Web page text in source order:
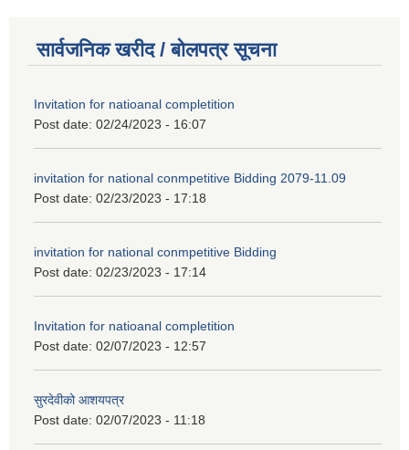
सार्वजनिक खरीद / बोलपत्र सूचना
Invitation for natioanal completition
Post date: 02/24/2023 - 16:07
invitation for national conmpetitive Bidding 2079-11.09
Post date: 02/23/2023 - 17:18
invitation for national conmpetitive Bidding
Post date: 02/23/2023 - 17:14
Invitation for natioanal completition
Post date: 02/07/2023 - 12:57
सुरदेवीको आशयपत्र
Post date: 02/07/2023 - 11:18